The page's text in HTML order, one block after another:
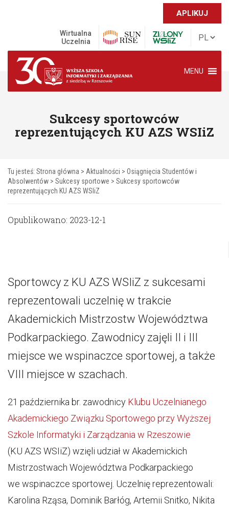
APLIKUJ
Wirtualna
Uczelnia
MENU
Sukcesy sportowców
reprezentujących KU AZS WSIiZ
Tu jesteś: Strona główna > Aktualności > Osiągnięcia Studentów i
Absolwentów > Sukcesy sportowe > Sukcesy sportowców
reprezentujących KU AZS WSIiZ
Opublikowano: 2023-12-1
Sportowcy z KU AZS WSIiZ z sukcesami
reprezentowali uczelnię w trakcie
Akademickich Mistrzostw Województwa
Podkarpackiego. Zawodnicy zajęli II i III
miejsce we wspinaczce sportowej, a także
VIII miejsce w szachach.
21 października br. zawodnicy Klubu Uczelnianego
Akademickiego Związku Sportowego przy Wyższej
Szkole Informatyki i Zarządzania w Rzeszowie
(KU AZS WSIiZ) wzięli udział w Akademickich
Mistrzostwach Województwa Podkarpackiego
we wspinaczce sportowej. Uczelnię reprezentowali:
Karolina Rząsa, Dominik Barłóg, Artemii Snitko, Nikita